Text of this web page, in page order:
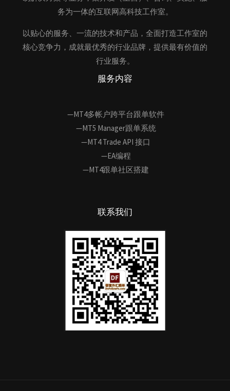
务为一体的互联网高科技工作室。
以贴心的服务、一流的技术和产品，全面打造工作室的
核心竞争力，成就最优秀的行业品牌，提供最有价值的
行业服务。
服务内容
—MT4多帐户跨平台跟单软件
—MT5 Manager跟单系统
—MT4 Trade API 接口
—EA编程
—MT4跟单社区搭建
联系我们